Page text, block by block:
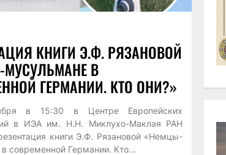
КНИГИ Э.Ф. РЯЗАНОВОЙ
В
ГЕРМАНИИ. КТО ОНИ?»
в 15:30 в Центре Европейских
в ИЭА им. Н.Н. Миклухо-Маклая РАН
книги Э.Ф. Рязановой «Немцы-
современной Германии. Кто...